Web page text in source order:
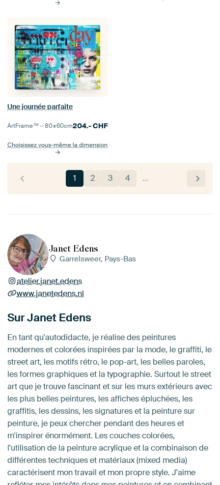
Une journée parfaite
ArtFrame™ –80×60cm204.-CHF
Choisissez vous-même la dimension
1 2 3 4 …
Janet Edens
Garrelsweer, Pays-Bas
atelier.janet.edens
www.janetedens.nl
Sur Janet Edens
En tant qu'autodidacte, je réalise des peintures
modernes et colorées inspirées par la mode, le graffiti, le
street art, les motifs rétro, le pop-art, les belles paroles,
les formes graphiques et la typographie. Surtout le street
art que je trouve fascinant et sur les murs extérieurs avec
les plus belles peintures, les affiches épluchées, les
graffitis, les dessins, les signatures et la peinture sur
peinture, je peux chercher pendant des heures et
m'inspirer énormément. Les couches colorées,
l'utilisation de la peinture acrylique et la combinaison de
différentes techniques et matériaux (mixed media)
caractérisent mon travail et mon propre style. J'aime